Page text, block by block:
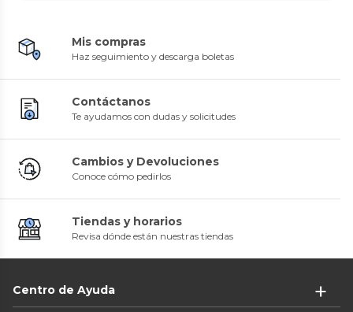
Mis compras
Haz seguimiento y descarga boletas
Contáctanos
Te ayudamos con dudas y solicitudes
Cambios y Devoluciones
Conoce cómo pedirlos
Tiendas y horarios
Revisa dónde están nuestras tiendas
Centro de Ayuda